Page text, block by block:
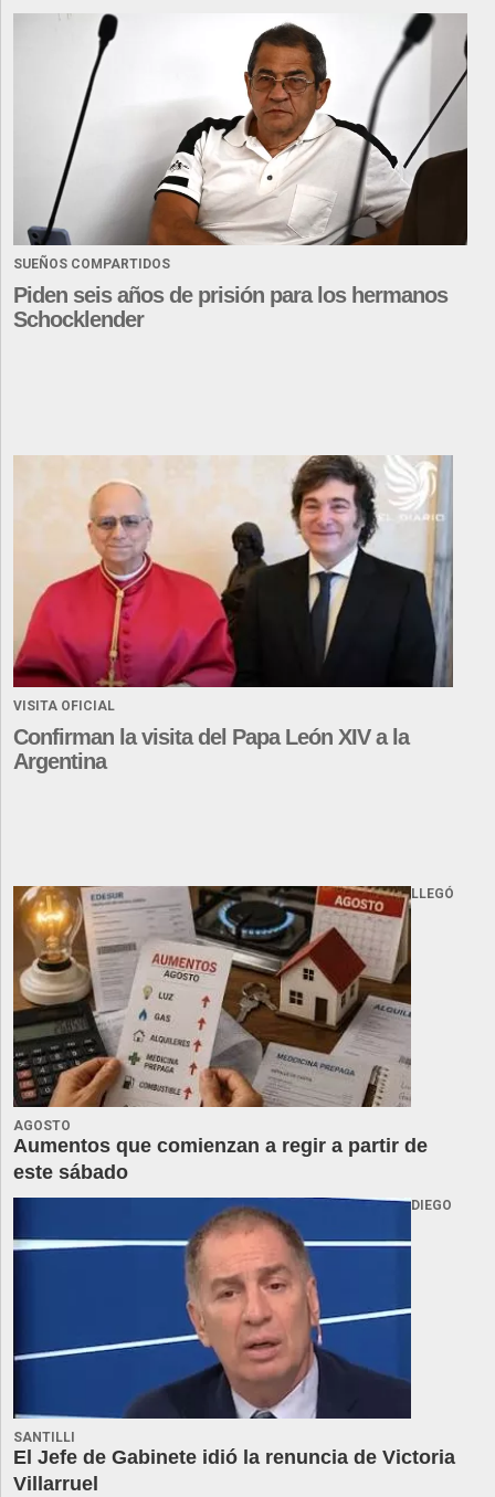
SUEÑOS COMPARTIDOS
Piden seis años de prisión para los hermanos
Schocklender
VISITA OFICIAL
Confirman la visita del Papa León XIV a la
Argentina
LLEGÓ
AGOSTO
Aumentos que comienzan a regir a partir de
este sábado
DIEGO
SANTILLI
El Jefe de Gabinete idió la renuncia de Victoria
Villarruel